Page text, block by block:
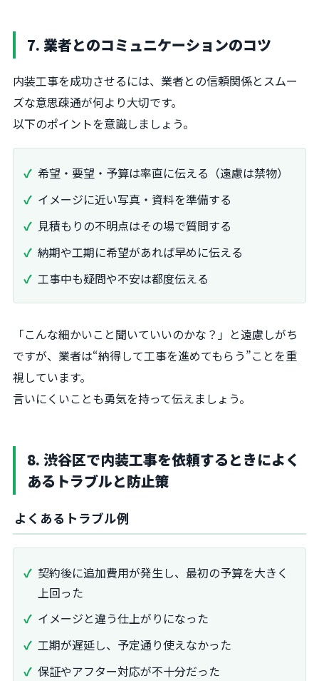
7. 業者とのコミュニケーションのコツ
内装工事を成功させるには、業者との信頼関係とスムー
ズな意思疎通が何より大切です。
以下のポイントを意識しましょう。
希望・要望・予算は率直に伝える（遠慮は禁物）
イメージに近い写真・資料を準備する
見積もりの不明点はその場で質問する
納期や工期に希望があれば早めに伝える
工事中も疑問や不安は都度伝える
「こんな細かいこと聞いていいのかな？」と遠慮しがち
ですが、業者は“納得して工事を進めてもらう”ことを重
視しています。
言いにくいことも勇気を持って伝えましょう。
8. 渋谷区で内装工事を依頼するときによく
あるトラブルと防止策
よくあるトラブル例
契約後に追加費用が発生し、最初の予算を大きく
上回った
イメージと違う仕上がりになった
工期が遅延し、予定通り使えなかった
保証やアフター対応が不十分だった